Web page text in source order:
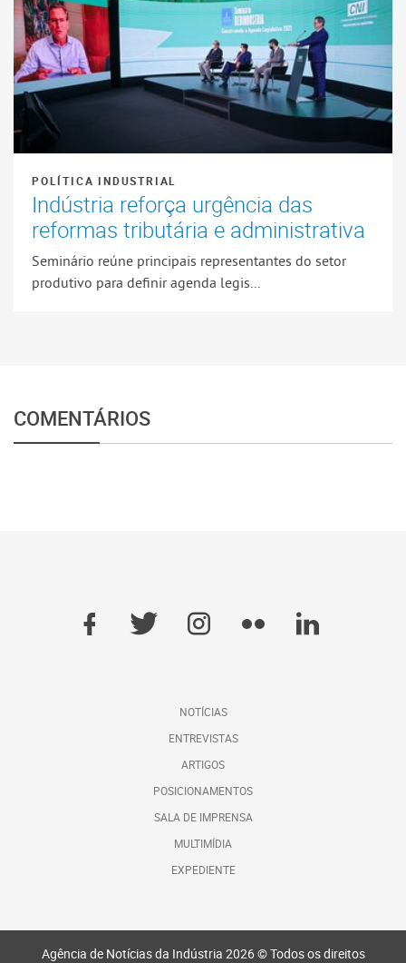
POLÍTICA INDUSTRIAL
Indústria reforça urgência das
reformas tributária e administrativa
Seminário reúne principais representantes do setor
produtivo para definir agenda legis...
COMENTÁRIOS
NOTÍCIAS
ENTREVISTAS
ARTIGOS
POSICIONAMENTOS
SALA DE IMPRENSA
MULTIMÍDIA
EXPEDIENTE
Agência de Notícias da Indústria 2026 © Todos os direitos